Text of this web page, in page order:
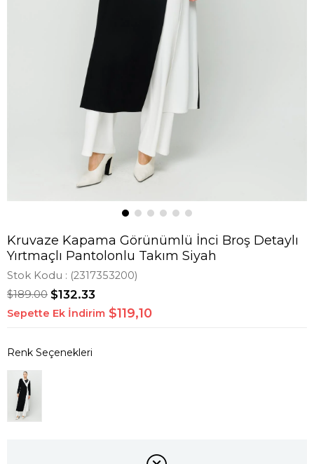
Kruvaze Kapama Görünümlü İnci Broş Detaylı
Yırtmaçlı Pantolonlu Takım Siyah
Stok Kodu (2317353200)
$189.00 $132.33
Sepette Ek İndirim $119,10